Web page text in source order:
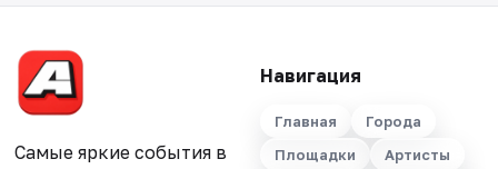
Самые яркие события в
Навигация
Главная
Города
Площадки
Артисты